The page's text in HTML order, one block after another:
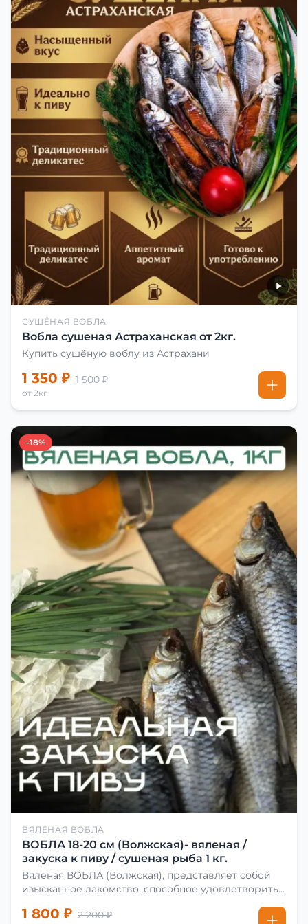
СУШЁНАЯ ВОБЛА
Вобла сушеная Астраханская от 2кг.
Купить сушёную воблу из Астрахани
1 350 ₽ 1 500 ₽
от 2кг
-18%
ВЯЛЕНАЯ ВОБЛА
ВОБЛА 18-20 см (Волжская)- вяленая /
закуска к пиву / сушеная рыба 1 кг.
Вяленая ВОБЛА (Волжская), представляет собой
изысканное лакомство, способное удовлетворить
сделать вяленую воблу, её сначала хорошо солят.
1 800 ₽ 2 200 ₽